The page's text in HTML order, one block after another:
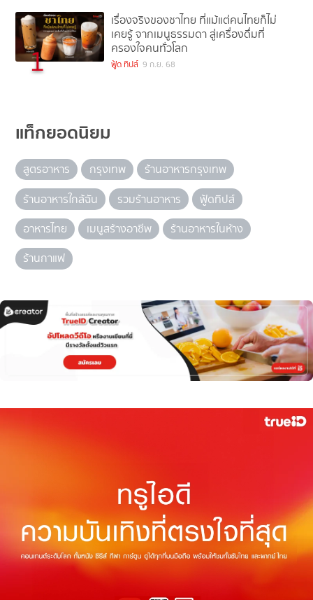
1
เรื่องจริงของชาไทย ที่แม้แต่คนไทยก็ไม่
เคยรู้ จากเมนูธรรมดา สู่เครื่องดื่มที่
ครองใจคนทั่วโลก
ฟู้ด ทิปส์ 9 ก.ย. 68
แท็กยอดนิยม
สูตรอาหาร กรุงเทพ
ร้านอาหารกรุงเทพ
ร้านอาหารใกล้ฉัน
รวมร้านอาหาร
ฟู้ดทิปส์
อาหารไทย
เมนูสร้างอาชีพ
ร้านอาหารในห้าง
ร้านกาแฟ